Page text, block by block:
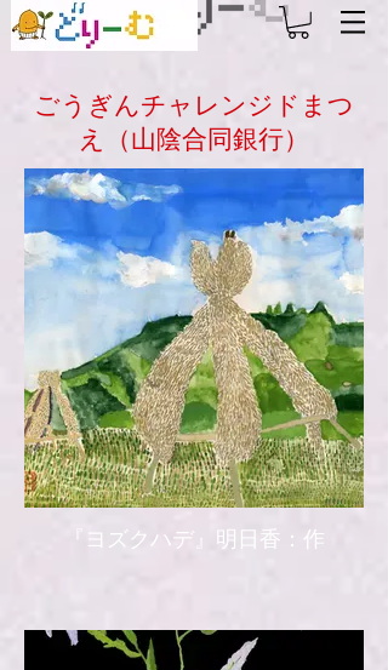
ごうぎんチャレンジドまつ
え（山陰合同銀行）
『ヨズクハデ』明日香：作